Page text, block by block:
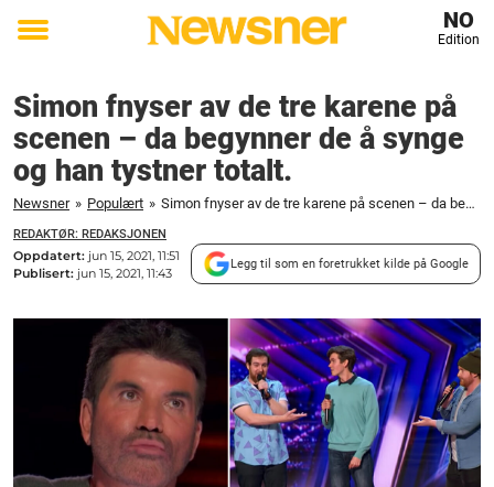
Toggle
NO
Edition
Simon fnyser av de tre karene på
scenen – da begynner de å synge
og han tystner totalt.
Newsner » Populært » Simon fnyser av de tre karene på scenen – da begynner de å synge og han tystner totalt.
REDAKTØR: REDAKSJONEN
Oppdatert: jun 15, 2021, 11:51
Publisert: jun 15, 2021, 11:43
Legg til som en foretrukket kilde på Google